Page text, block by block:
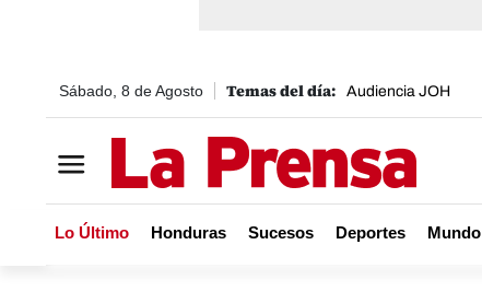
Sábado, 8 de Agosto Audiencia JOH
Lo Último Honduras Sucesos Deportes Mundo